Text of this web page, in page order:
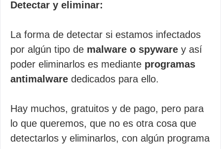
Detectar y eliminar:
La forma de detectar si estamos infectados
por algún tipo de malware o spyware y así
poder eliminarlos es mediante programas
antimalware dedicados para ello.
Hay muchos, gratuitos y de pago, pero para
lo que queremos, que no es otra cosa que
detectarlos y eliminarlos, con algún programa